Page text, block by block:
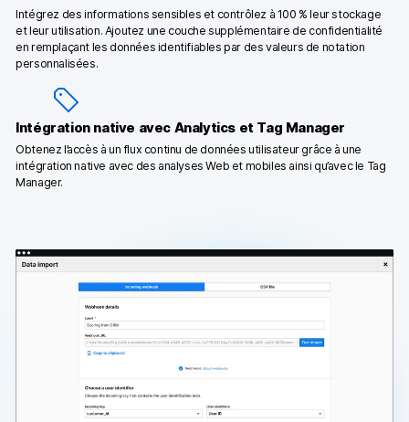
Intégrez des informations sensibles et contrôlez à 100 % leur stockage
et leur utilisation. Ajoutez une couche supplémentaire de confidentialité
en remplaçant les données identifiables par des valeurs de notation
personnalisées.
Intégration native avec Analytics et Tag Manager
Obtenez l’accès à un flux continu de données utilisateur grâce à une
intégration native avec des analyses Web et mobiles ainsi qu’avec le Tag
Manager.